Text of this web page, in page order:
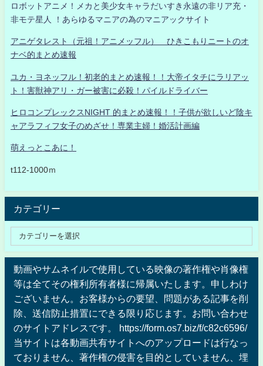
ロボットアニメ！メカと美少女キャラだいすき永遠の非リア充・
非モテ星人 ！あらゆるマニアの為のマニアックサイト
アニゲタレスト（元祖！アニメッフル） ひきこもりニートのオ
ナベ的まとめ速報
ユカ・ヨネッフル！初老的まとめ速報！！大帝イタチにラリアッ
ト！害獣神アリ・ガー被害に必殺！パイルドライバー
ヒロコンプレックスNIGHT 的まとめ速報！！子供が欲しいど陰キ
ャアラフィフ女子のめざせ！専業主婦！婚活計画編
萌えっとこあに！
t112-1000ｍ
カテゴリー
動画やサムネイルで使用している映像の著作権や肖像権
等は全てその権利所有者様に帰属いたします。申しわけ
ございません。お客様からの要望、問題がある記事を削
除、送信防止措置にできる限り応じます。お問い合わせ
のサイトアドレスです。 https://form.os7.biz/f/c82c6596/
当サイトは各動画共有サイトへのアップロードは行なっ
ておりません、著作権の侵害を目的としていません、埋